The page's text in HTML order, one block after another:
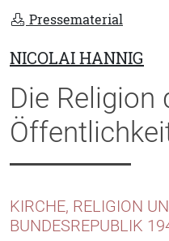
Pressematerial
NICOLAI HANNIG
Die Religion
KIRCHE, RELIGION
BUNDESREPUBLIK